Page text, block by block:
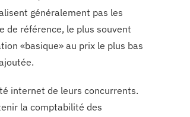
généralement pas les
de référence, le plus souvent
«basique» au prix le plus bas
internet de leurs concurrents.
la comptabilité des